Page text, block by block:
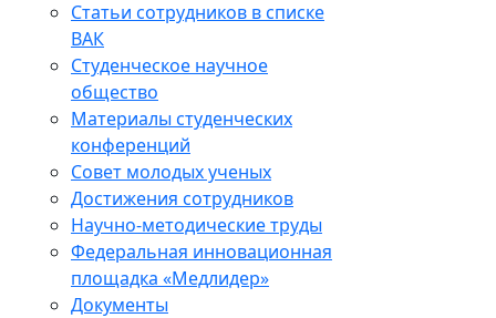
Статьи сотрудников в списке
ВАК
Студенческое научное
общество
Материалы студенческих
конференций
Совет молодых ученых
Достижения сотрудников
Научно-методические труды
Федеральная инновационная
площадка «Медлидер»
Документы